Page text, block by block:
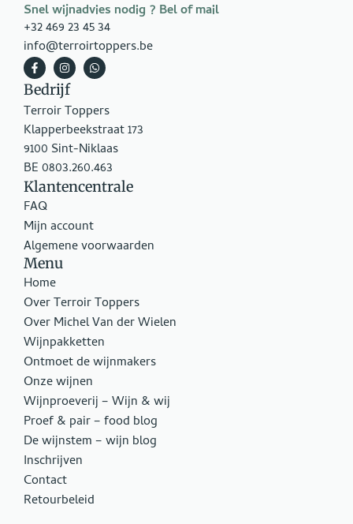
Snel wijnadvies nodig ? Bel of mail
+32 469 23 45 34
info@terroirtoppers.be
Bedrijf
Terroir Toppers
Klapperbeekstraat 173
9100 Sint-Niklaas
BE 0803.260.463
Klantencentrale
FAQ
Mijn account
Algemene voorwaarden
Menu
Home
Over Terroir Toppers
Over Michel Van der Wielen
Wijnpakketten
Ontmoet de wijnmakers
Onze wijnen
Wijnproeverij – Wijn & wij
Proef & pair – food blog
De wijnstem – wijn blog
Inschrijven
Contact
Retourbeleid